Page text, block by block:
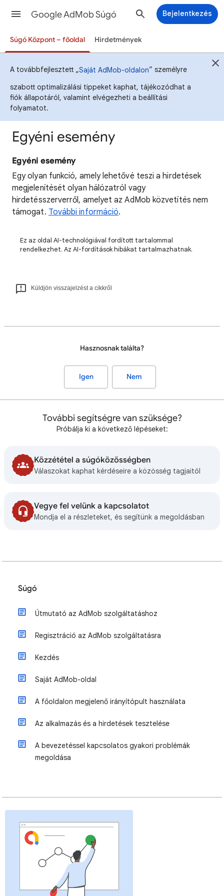
Google AdMob Súgó Bejelentkezés
Súgó Központ – főoldal Hirdetmények
A továbbfejlesztett „Saját AdMob-oldalon” személyre
szabott optimalizálási tippeket kaphat, tájékozódhat a
fiók állapotáról, valamint elvégezheti a beállítási
folyamatot.
Egyéni esemény
Egyéni esemény
Egy olyan funkció, amely lehetővé teszi a hirdetések
megjelenítését olyan hálózatról vagy
hirdetésszerverről, amelyet az AdMob közvetítés nem
támogat. További információ.
Ez az oldal AI-technológiával fordított tartalommal
rendelkezhet. Az AI-fordítások hibákat tartalmazhatnak.
Küldjön visszajelzést a cikkről
Hasznosnak találta?
Igen Nem
További segítségre van szüksége?
Próbálja ki a következő lépéseket:
Közzététel a súgóközösségben
Válaszokat kaphat kérdéseire a közösség tagjaitól
Vegye fel velünk a kapcsolatot
Mondja el a részleteket, és segítünk a megoldásban
Súgó
Útmutató az AdMob szolgáltatáshoz
Regisztráció az AdMob szolgáltatásra
Kezdés
Saját AdMob-oldal
A főoldalon megjelenő irányítópult használata
Az alkalmazás és a hirdetések tesztelése
A bevezetéssel kapcsolatos gyakori problémák
megoldása